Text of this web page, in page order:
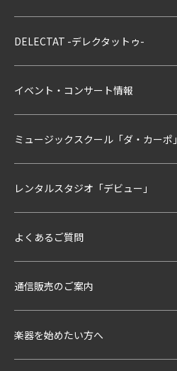
DELECTAT -デレクタットゥ-
イベント・コンサート情報
ミュージックスクール「ダ・カーポ」
レンタルスタジオ「デビュー」
よくあるご質問
通信販売のご案内
楽器を始めたい方へ